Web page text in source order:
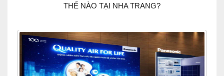
THẾ NÀO TẠI NHA TRANG?